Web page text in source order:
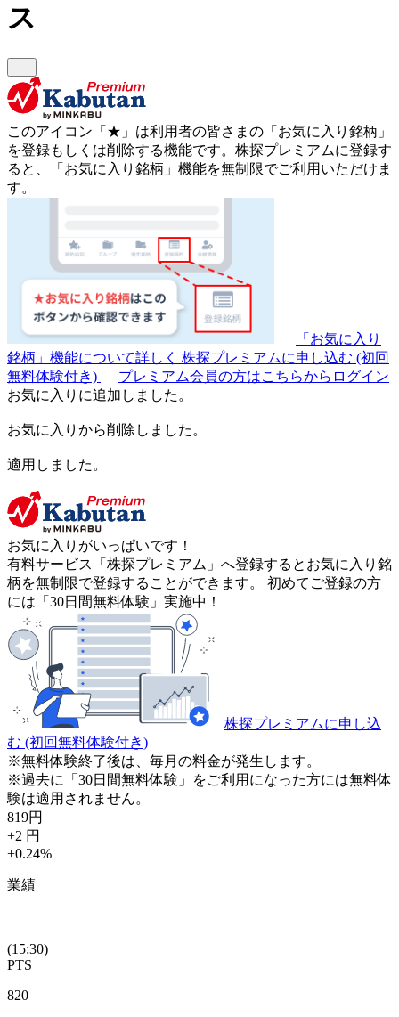
ス
このアイコン 「★」 は利用者の皆さまの 「お気に入り銘柄」
を登録もしくは削除する機能です。 株探プレミアムに登録す
ると、「お気に入り銘柄」機能を無制限でご利用いただけま
す。
「お気に入り
銘柄」機能について詳しく 株探プレミアムに申し込む (初回
無料体験付き)
プレミアム会員の方はこちらからログイン
お気に入りに追加しました。
お気に入りから削除しました。
適用しました。
お気に入りがいっぱいです！
有料サービス「株探プレミアム」へ登録するとお気に入り銘
柄を無制限で登録することができます。 初めてご登録の方
には「30日間無料体験」実施中！
株探プレミアムに申し込
む (初回無料体験付き)
※無料体験終了後は、毎月の料金が発生します。
※過去に「30日間無料体験」をご利用になった方には無料体
験は適用されません。
819円
+2 円
+0.24%
業績
(15:30)
PTS
820